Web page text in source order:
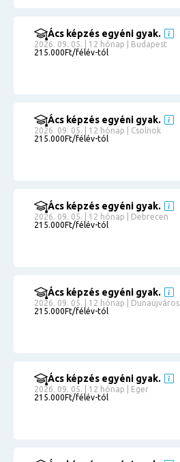
Ács képzés egyéni gyak.
2026. 09. 05. | 12 hónap | Budapest
215.000Ft/félév-tól
Ács képzés egyéni gyak.
2026. 09. 05. | 12 hónap | Csolnok
215.000Ft/félév-tól
Ács képzés egyéni gyak.
2026. 09. 05. | 12 hónap | Debrecen
215.000Ft/félév-tól
Ács képzés egyéni gyak.
2026. 09. 05. | 12 hónap | Dunaújváros
215.000Ft/félév-tól
Ács képzés egyéni gyak.
2026. 09. 05. | 12 hónap | Eger
215.000Ft/félév-tól